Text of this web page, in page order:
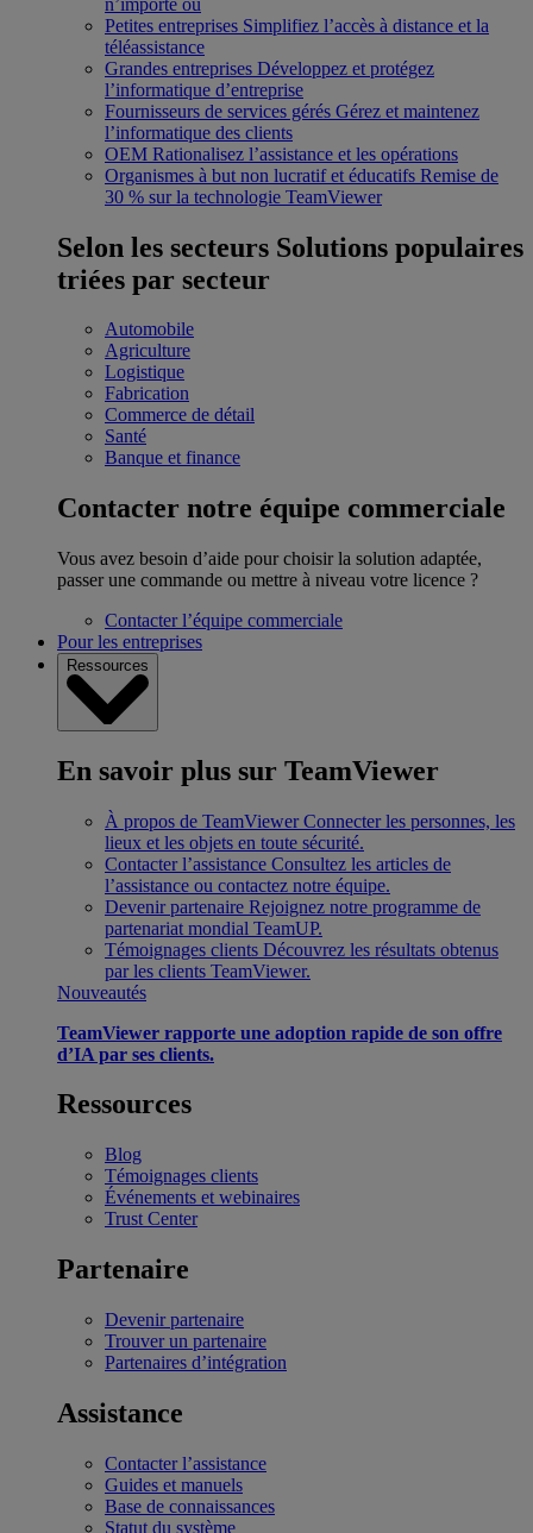
Petites entreprises Simplifiez l’accès à distance et la
téléassistance
Grandes entreprises Développez et protégez
l’informatique d’entreprise
Fournisseurs de services gérés Gérez et maintenez
l’informatique des clients
OEM Rationalisez l’assistance et les opérations
Organismes à but non lucratif et éducatifs Remise de
30 % sur la technologie TeamViewer
Selon les secteurs Solutions populaires
triées par secteur
Automobile
Agriculture
Logistique
Fabrication
Commerce de détail
Santé
Banque et finance
Contacter notre équipe commerciale
Vous avez besoin d’aide pour choisir la solution adaptée,
passer une commande ou mettre à niveau votre licence ?
Contacter l’équipe commerciale
Pour les entreprises
Ressources
En savoir plus sur TeamViewer
À propos de TeamViewer Connecter les personnes, les
lieux et les objets en toute sécurité.
Contacter l’assistance Consultez les articles de
l’assistance ou contactez notre équipe.
Devenir partenaire Rejoignez notre programme de
partenariat mondial TeamUP.
Témoignages clients Découvrez les résultats obtenus
par les clients TeamViewer.
Nouveautés
TeamViewer rapporte une adoption rapide de son offre
d’IA par ses clients.
Ressources
Blog
Témoignages clients
Événements et webinaires
Trust Center
Partenaire
Devenir partenaire
Trouver un partenaire
Partenaires d’intégration
Assistance
Contacter l’assistance
Guides et manuels
Base de connaissances
Statut du système